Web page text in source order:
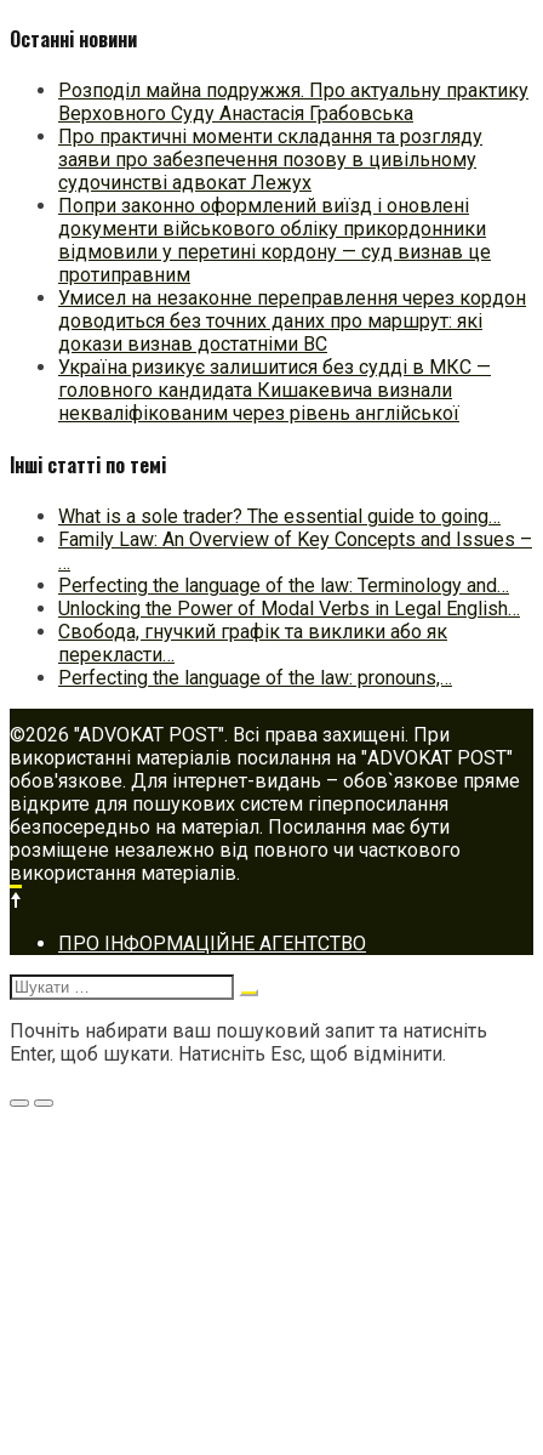
Останні новини
Розподіл майна подружжя. Про актуальну практику
Верховного Суду Анастасія Грабовська
Про практичні моменти складання та розгляду
заяви про забезпечення позову в цивільному
судочинстві адвокат Лежух
Попри законно оформлений виїзд і оновлені
документи військового обліку прикордонники
відмовили у перетині кордону — суд визнав це
протиправним
Умисел на незаконне переправлення через кордон
доводиться без точних даних про маршрут: які
докази визнав достатніми ВС
Україна ризикує залишитися без судді в МКС —
головного кандидата Кишакевича визнали
некваліфікованим через рівень англійської
Інші статті по темі
What is a sole trader? The essential guide to going…
Family Law: An Overview of Key Concepts and Issues –
…
Perfecting the language of the law: Terminology and…
Unlocking the Power of Modal Verbs in Legal English…
Свобода, гнучкий графік та виклики або як
перекласти…
Perfecting the language of the law: pronouns,…
©2026 "ADVOKAT POST". Всі права захищені. При
використанні матеріалів посилання на "ADVOKAT POST"
обов'язкове. Для інтернет-видань – обов`язкове пряме
відкрите для пошукових систем гіперпосилання
безпосередньо на матеріал. Посилання має бути
розміщене незалежно від повного чи часткового
використання матеріалів.
Footer
navigation
ПРО ІНФОРМАЦІЙНЕ АГЕНТСТВО
Шукати:
Почніть набирати ваш пошуковий запит та натисніть
Enter, щоб шукати. Натисніть Esc, щоб відмінити.
Меню